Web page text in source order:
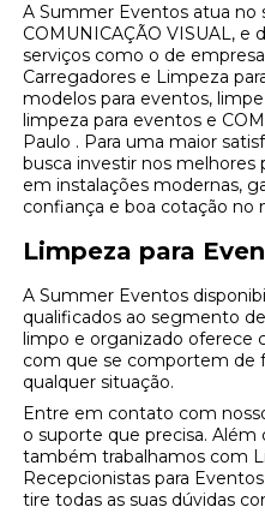
A Summer Eventos atua no
COMUNICAÇÃO VISUAL, e
serviços como o de
Carregadores e Limpeza
modelos para eventos,
limpeza para eventos e
Paulo . Para uma maior
busca investir nos melhores
em instalações modernas,
confiança e boa cotação no
Limpeza para
A Summer Eventos
qualificados ao segmento
limpo e organizado oferece
com que se comportem de
qualquer situação.
Entre em contato com
o suporte que precisa. Além
também trabalhamos com
Recepcionistas para
tire todas as suas dúvidas